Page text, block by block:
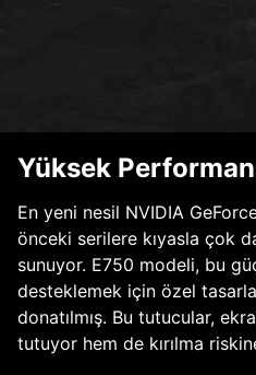
Yüksek
En yeni nesil NVIDIA
önceki serilere kıyasla çok
sunuyor. E750 modeli, bu
desteklemek için özel
donatılmış. Bu tutucular,
tutuyor hem de kırılma